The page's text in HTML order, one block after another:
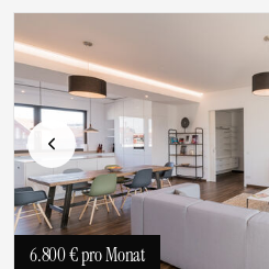
Vorherige
6.800 €pro Monat